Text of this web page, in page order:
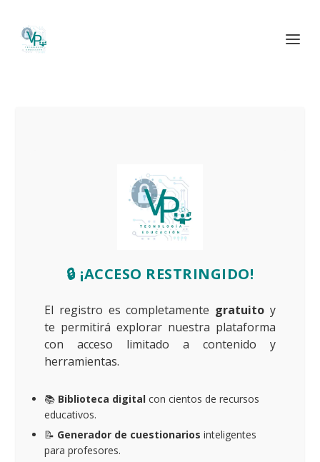
🔒 ¡ACCESO RESTRINGIDO!
El registro es completamente gratuitoy
te permitirá explorar nuestra plataforma
con acceso limitado a contenido y
herramientas.
📚 Biblioteca digital con cientos de recursos
educativos.
📝 Generador de cuestionarios inteligentes
para profesores.